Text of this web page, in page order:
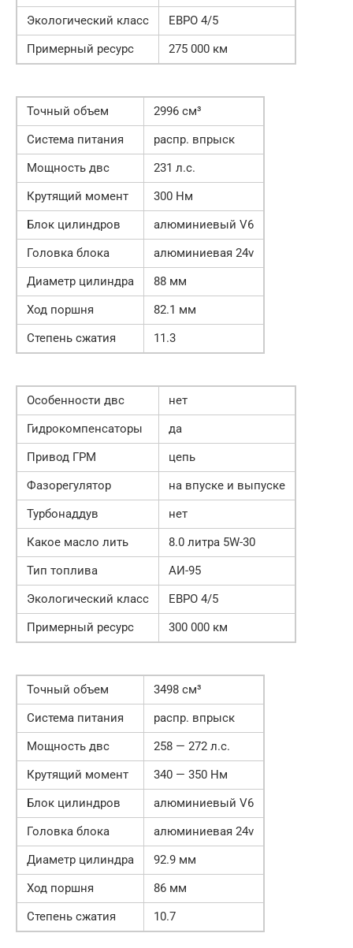
Экологический класс
ЕВРО 4/5
Примерный ресурс
275 000 км
Точный объем
2996 см³
Система питания
распр. впрыск
Мощность двс
231 л.с.
Крутящий момент
300 Нм
Блок цилиндров
алюминиевый V6
Головка блока
алюминиевая 24v
Диаметр цилиндра
88 мм
Ход поршня
82.1 мм
Степень сжатия
11.3
Особенности двс
нет
Гидрокомпенсаторы
да
Привод ГРМ
цепь
Фазорегулятор
на впуске и выпуске
Турбонаддув
нет
Какое масло лить
8.0 литра 5W-30
Тип топлива
АИ-95
Экологический класс
ЕВРО 4/5
Примерный ресурс
300 000 км
Точный объем
3498 см³
Система питания
распр. впрыск
Мощность двс
258 — 272 л.с.
Крутящий момент
340 — 350 Нм
Блок цилиндров
алюминиевый V6
Головка блока
алюминиевая 24v
Диаметр цилиндра
92.9 мм
Ход поршня
86 мм
Степень сжатия
10.7